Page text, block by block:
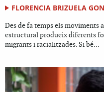
FLORENCIA BRIZUELA
Des de fa temps els moviments
estructural produeix diferents
migrants i racialitzades. Si bé...